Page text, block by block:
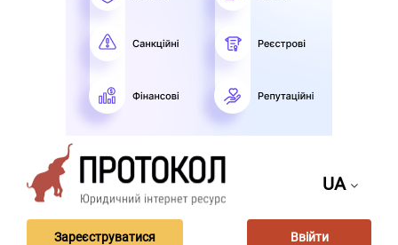
UA
Зареєструватися Ввійти